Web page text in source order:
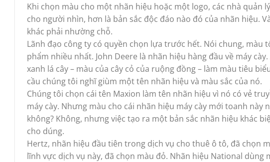
Khi chọn màu cho một nhãn hiệu hoặc một logo, các nhà
cho người nhìn, hơn là bản sắc độc đáo nào đó của nhãn hiệu.
khác phải nhường chỗ.
Lãnh đạo công ty có quyền chọn lựa trước hết. Nói chung,
phẩm nhiều nhất. John Deere là nhãn hiệu hàng đầu về máy
xanh lá cây – màu của cây cỏ của ruộng đồng – làm màu tiêu
cầu chúng tôi nghĩ giùm một tên nhãn hiệu và màu sắc của nó.
Chúng tôi chọn cái tên Maxion làm tên nhãn hiệu vì nó có vẻ
máy cày. Nhưng màu cho cái nhãn hiệu máy cày mới toanh này
không? Không, nhưng việc tạo ra một bản sắc nhãn hiệu khác
cho dúng.
Hertz, nhãn hiệu đầu tiên trong dịch vụ cho thuê ô tô, đã chọn
lĩnh vực dịch vụ này, đã chọn màu đỏ. Nhãn hiệu National